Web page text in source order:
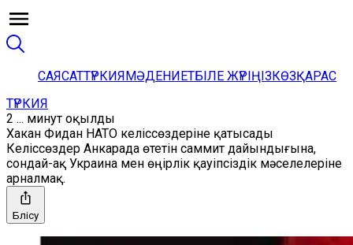
САЯСАТТҮРКИЯМӘДЕНИЕТБІЛЕ ЖҮРІҢІЗКӨЗҚАРАС
ТҮРКИЯ
2 ... минут оқылды
Хакан Фидан НАТО келіссөздеріне қатысады
Келіссөздер Анкарада өтетін саммит дайындығына,
сондай-ақ Украина мен өңірлік қауіпсіздік мәселелеріне
арналмақ.
Бөлісу